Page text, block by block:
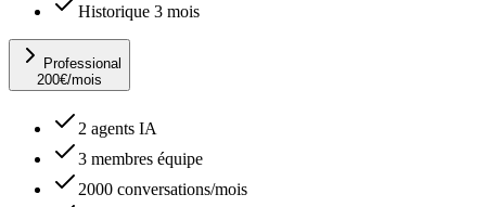
Historique 3 mois
Professional
200€/mois
2 agents IA
3 membres équipe
2000 conversations/mois